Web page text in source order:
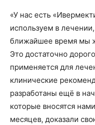
«У нас есть
используем в
ближайшее время мы
Это достаточно
применяется для
клинические
разработаны ещё в
которые вносятся
месяцев, доказали